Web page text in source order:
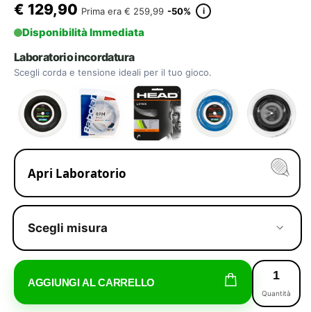
€ 129,90 Prima era € 259,99 -50% i
Disponibilità Immediata
Laboratorio incordatura
Scegli corda e tensione ideali per il tuo gioco.
Apri Laboratorio
Scegli misura
AGGIUNGI AL CARRELLO
Quantità